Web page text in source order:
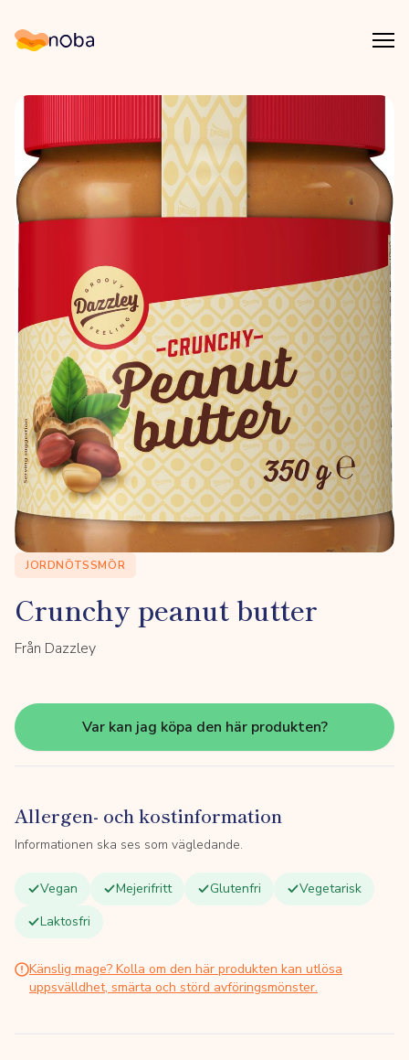
Noba
JORDNÖTSSMÖR
Crunchy peanut butter
Från Dazzley
Var kan jag köpa den här produkten?
Allergen- och kostinformation
Informationen ska ses som vägledande.
Vegan Mejerifritt Glutenfri
Vegetarisk
Laktosfri
Känslig mage? Kolla om den här produkten kan utlösa
uppsvälldhet, smärta och störd avföringsmönster.